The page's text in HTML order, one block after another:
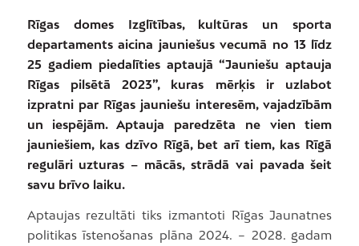
Rīgas domes Izglītības, kultūras un sporta
departaments aicina jauniešus vecumā no 13 līdz
25 gadiem piedalīties aptaujā “Jauniešu aptauja
Rīgas pilsētā 2023”, kuras mērķis ir uzlabot
izpratni par Rīgas jauniešu interesēm, vajadzībām
un iespējām. Aptauja paredzēta ne vien tiem
jauniešiem, kas dzīvo Rīgā, bet arī tiem, kas Rīgā
regulāri uzturas – mācās, strādā vai pavada šeit
savu brīvo laiku.
Aptaujas rezultāti tiks izmantoti Rīgas Jaunatnes
politikas īstenošanas plāna 2024. – 2028. gadam